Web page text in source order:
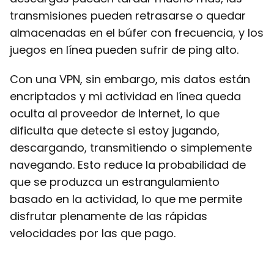
transmisiones pueden retrasarse o quedar
almacenadas en el búfer con frecuencia, y los
juegos en línea pueden sufrir de ping alto.
Con una VPN, sin embargo, mis datos están
encriptados y mi actividad en línea queda
oculta al proveedor de Internet, lo que
dificulta que detecte si estoy jugando,
descargando, transmitiendo o simplemente
navegando. Esto reduce la probabilidad de
que se produzca un estrangulamiento
basado en la actividad, lo que me permite
disfrutar plenamente de las rápidas
velocidades por las que pago.